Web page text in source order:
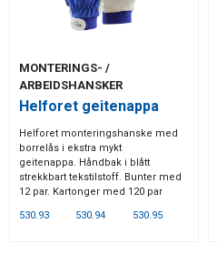
MONTERINGS- /
ARBEIDSHANSKER
Helforet geitenappa
Helforet monteringshanske med
borrelås i ekstra mykt
geitenappa. Håndbak i blått
strekkbart tekstilstoff. Bunter med
12 par. Kartonger med 120 par
530.93
530.94 530.95